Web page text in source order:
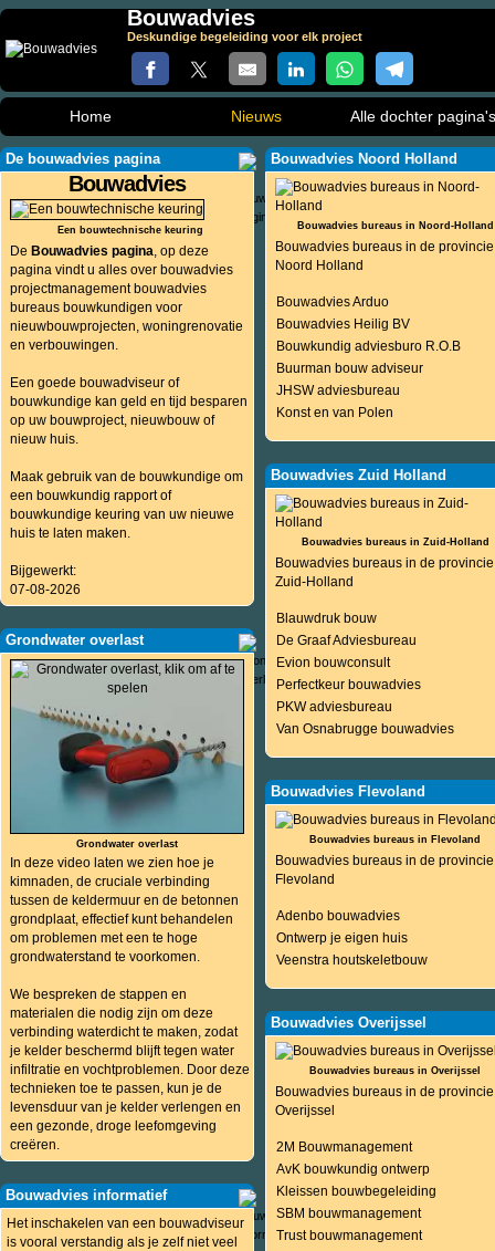
Bouwadvies
Deskundige begeleiding voor elk project
Home Nieuws Alle dochter pagina's
De bouwadvies pagina
Bouwadvies
Een bouwtechnische keuring
De Bouwadvies pagina, op deze
pagina vindt u alles over bouwadvies
projectmanagement bouwadvies
bureaus bouwkundigen voor
nieuwbouwprojecten, woningrenovatie
en verbouwingen.
Een goede bouwadviseur of
bouwkundige kan geld en tijd besparen
op uw bouwproject, nieuwbouw of
nieuw huis.
Maak gebruik van de bouwkundige om
een bouwkundig rapport of
bouwkundige keuring van uw nieuwe
huis te laten maken.
Bijgewerkt:
07-08-2026
Grondwater overlast
Grondwater overlast
In deze video laten we zien hoe je
kimnaden, de cruciale verbinding
tussen de keldermuur en de betonnen
grondplaat, effectief kunt behandelen
om problemen met een te hoge
grondwaterstand te voorkomen.
We bespreken de stappen en
materialen die nodig zijn om deze
verbinding waterdicht te maken, zodat
je kelder beschermd blijft tegen water
infiltratie en vochtproblemen. Door deze
technieken toe te passen, kun je de
levensduur van je kelder verlengen en
een gezonde, droge leefomgeving
creëren.
Bouwadvies informatief
Het inschakelen van een bouwadviseur
is vooral verstandig als je zelf niet veel
Bouwadvies Noord Holland
Bouwadvies bureaus in Noord-Holland
Bouwadvies bureaus in de provincie
Noord Holland
Bouwadvies Arduo
Bouwadvies Heilig BV
Bouwkundig adviesburo R.O.B
Buurman bouw adviseur
JHSW adviesbureau
Konst en van Polen
Bouwadvies Zuid Holland
Bouwadvies bureaus in Zuid-Holland
Bouwadvies bureaus in de provincie
Zuid-Holland
Blauwdruk bouw
De Graaf Adviesbureau
Evion bouwconsult
Perfectkeur bouwadvies
PKW adviesbureau
Van Osnabrugge bouwadvies
Bouwadvies Flevoland
Bouwadvies bureaus in Flevoland
Bouwadvies bureaus in de provincie
Flevoland
Adenbo bouwadvies
Ontwerp je eigen huis
Veenstra houtskeletbouw
Bouwadvies Overijssel
Bouwadvies bureaus in Overijssel
Bouwadvies bureaus in de provincie
Overijssel
2M Bouwmanagement
AvK bouwkundig ontwerp
Kleissen bouwbegeleiding
SBM bouwmanagement
Trust bouwmanagement